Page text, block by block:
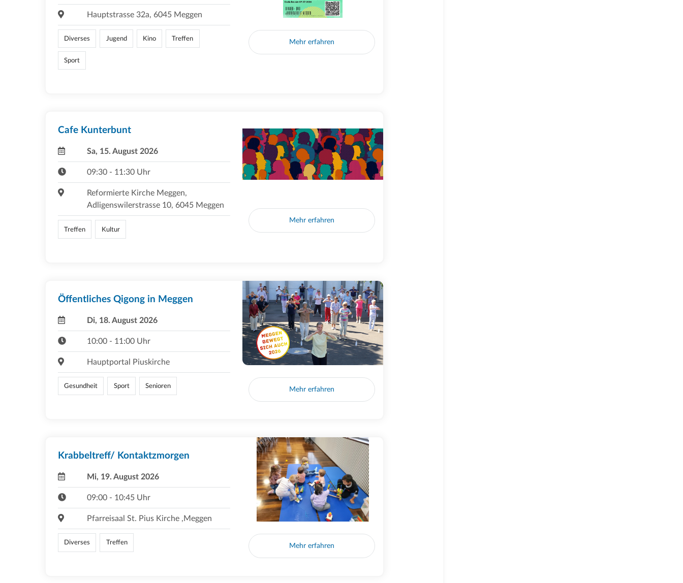
Hauptstrasse 32a, 6045 Meggen
Diverses Jugend Kino Treffen
Sport
Mehr erfahren
Cafe Kunterbunt
Sa, 15. August 2026
09:30 - 11:30 Uhr
Reformierte Kirche Meggen,
Adligenswilerstrasse 10, 6045 Meggen
Treffen Kultur
Mehr erfahren
Öffentliches Qigong in Meggen
Di, 18. August 2026
10:00 - 11:00 Uhr
Hauptportal Piuskirche
Gesundheit Sport Senioren Mehr erfahren
Krabbeltreff/ Kontaktzmorgen
Mi, 19. August 2026
09:00 - 10:45 Uhr
Pfarreisaal St. Pius Kirche ,Meggen
Diverses Treffen Mehr erfahren